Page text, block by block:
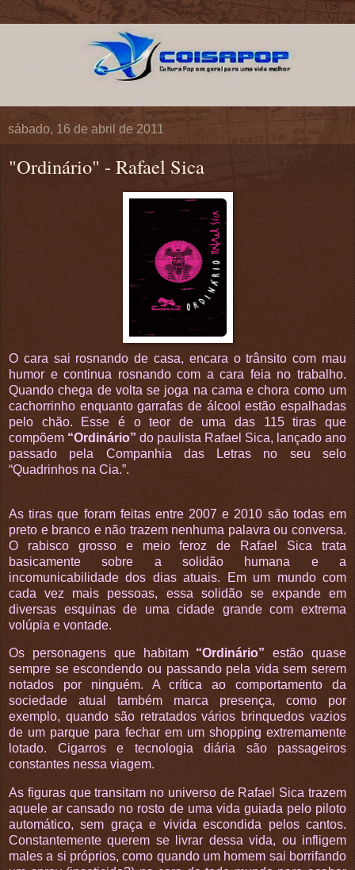
sábado, 16 de abril de 2011
"Ordinário" - Rafael Sica
O cara sai rosnando de casa, encara o trânsito com mau
humor e continua rosnando com a cara feia no trabalho.
Quando chega de volta se joga na cama e chora como um
cachorrinho enquanto garrafas de álcool estão espalhadas
pelo chão. Esse é o teor de uma das 115 tiras que
compõem “Ordinário” do paulista Rafael Sica, lançado ano
passado pela Companhia das Letras no seu selo
“Quadrinhos na Cia.”.
As tiras que foram feitas entre 2007 e 2010 são todas em
preto e branco e não trazem nenhuma palavra ou conversa.
O rabisco grosso e meio feroz de Rafael Sica trata
basicamente sobre a solidão humana e a
incomunicabilidade dos dias atuais. Em um mundo com
cada vez mais pessoas, essa solidão se expande em
diversas esquinas de uma cidade grande com extrema
volúpia e vontade.
Os personagens que habitam “Ordinário” estão quase
sempre se escondendo ou passando pela vida sem serem
notados por ninguém. A crítica ao comportamento da
sociedade atual também marca presença, como por
exemplo, quando são retratados vários brinquedos vazios
de um parque para fechar em um shopping extremamente
lotado. Cigarros e tecnologia diária são passageiros
constantes nessa viagem.
As figuras que transitam no universo de Rafael Sica trazem
aquele ar cansado no rosto de uma vida guiada pelo piloto
automático, sem graça e vivida escondida pelos cantos.
Constantemente querem se livrar dessa vida, ou infligem
males a si próprios, como quando um homem sai borrifando